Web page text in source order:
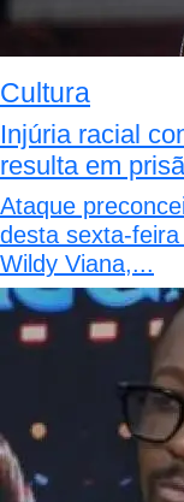
Cultura
Injúria racial
resulta em
Ataque
desta sexta-
Wildy Viana,...